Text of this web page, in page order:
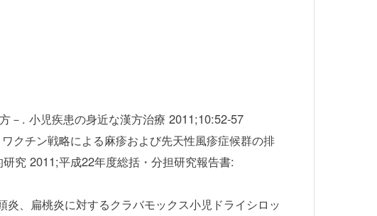
－. 小児疾患の身近な漢方治療 2011;10:52-57
クチン戦略による麻疹および先天性風疹症候群の排
究 2011;平成22年度総括・分担研究報告書:
、扁桃炎に対するクラバモックス小児ドライシロッ